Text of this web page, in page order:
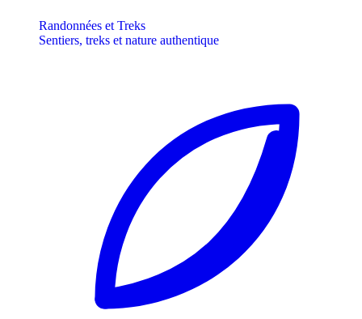
Randonnées et Treks
Sentiers, treks et nature authentique